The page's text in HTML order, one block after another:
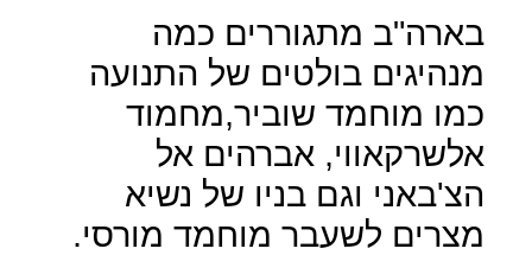
בארה"ב מתגוררים כמה
מנהיגים בולטים של התנועה
כמו מוחמד שוביר,מחמוד
אלשרקאווי, אברהים אל
הצ'באני וגם בניו של נשיא
מצרים לשעבר מוחמד מורסי.